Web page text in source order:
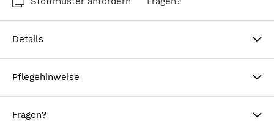
Details
Pflegehinweise
Fragen?